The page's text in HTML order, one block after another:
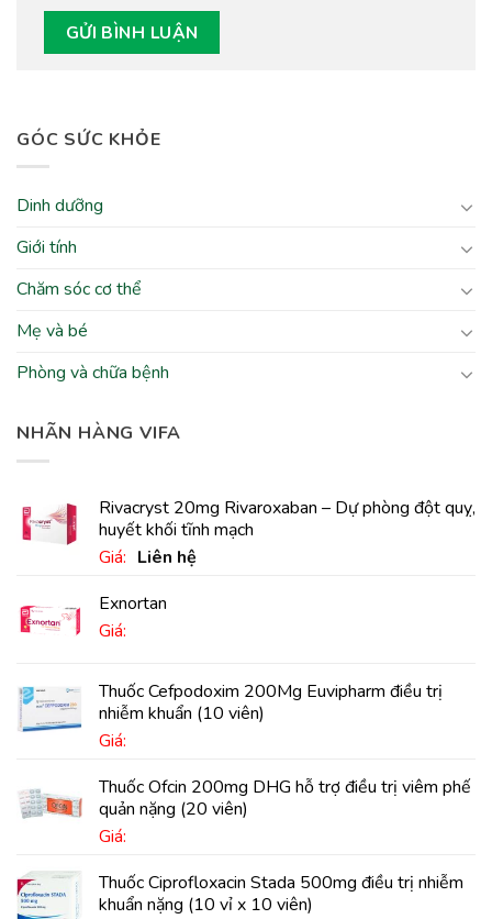
GÓC SỨC KHỎE
Dinh dưỡng
Giới tính
Chăm sóc cơ thể
Mẹ và bé
Phòng và chữa bệnh
NHÃN HÀNG VIFA
Rivacryst 20mg Rivaroxaban – Dự phòng đột quỵ,
huyết khối tĩnh mạch
Giá: Liên hệ
Exnortan
Giá:
Thuốc Cefpodoxim 200Mg Euvipharm điều trị
nhiễm khuẩn (10 viên)
Giá:
Thuốc Ofcin 200mg DHG hỗ trợ điều trị viêm phế
quản nặng (20 viên)
Giá:
Thuốc Ciprofloxacin Stada 500mg điều trị nhiễm
khuẩn nặng (10 vỉ x 10 viên)